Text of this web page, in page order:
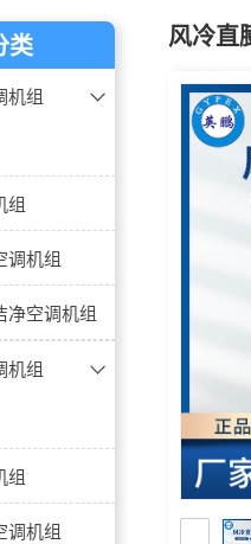
风冷直
类
机组
组
调机组
净空调机组
机组
组
调机组